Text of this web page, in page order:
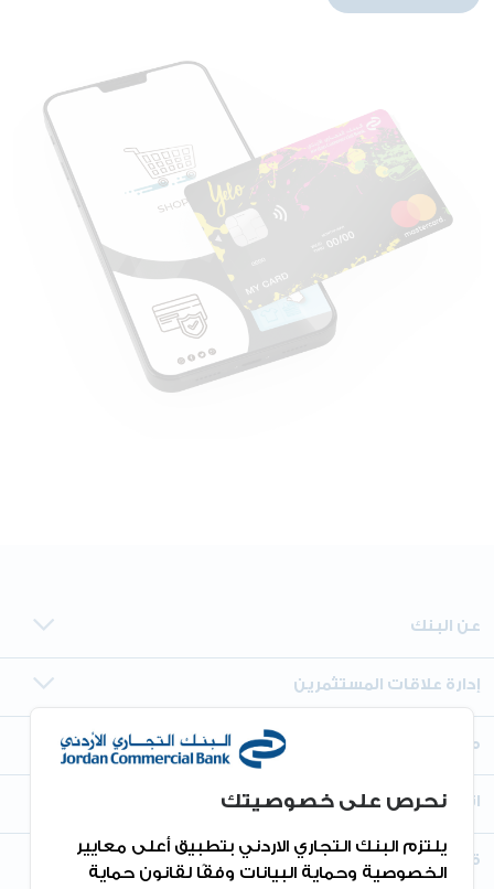
عن البنك
إدارة علاقات المستثمرين
معلومات أخرى
اتصل بنا
قم بتنزيل التطبيق
نحرص على خصوصيتك
يلتزم البنك التجاري الاردني بتطبيق أعلى معايير
الخصوصية وحماية البيانات وفقًا لقانون حماية